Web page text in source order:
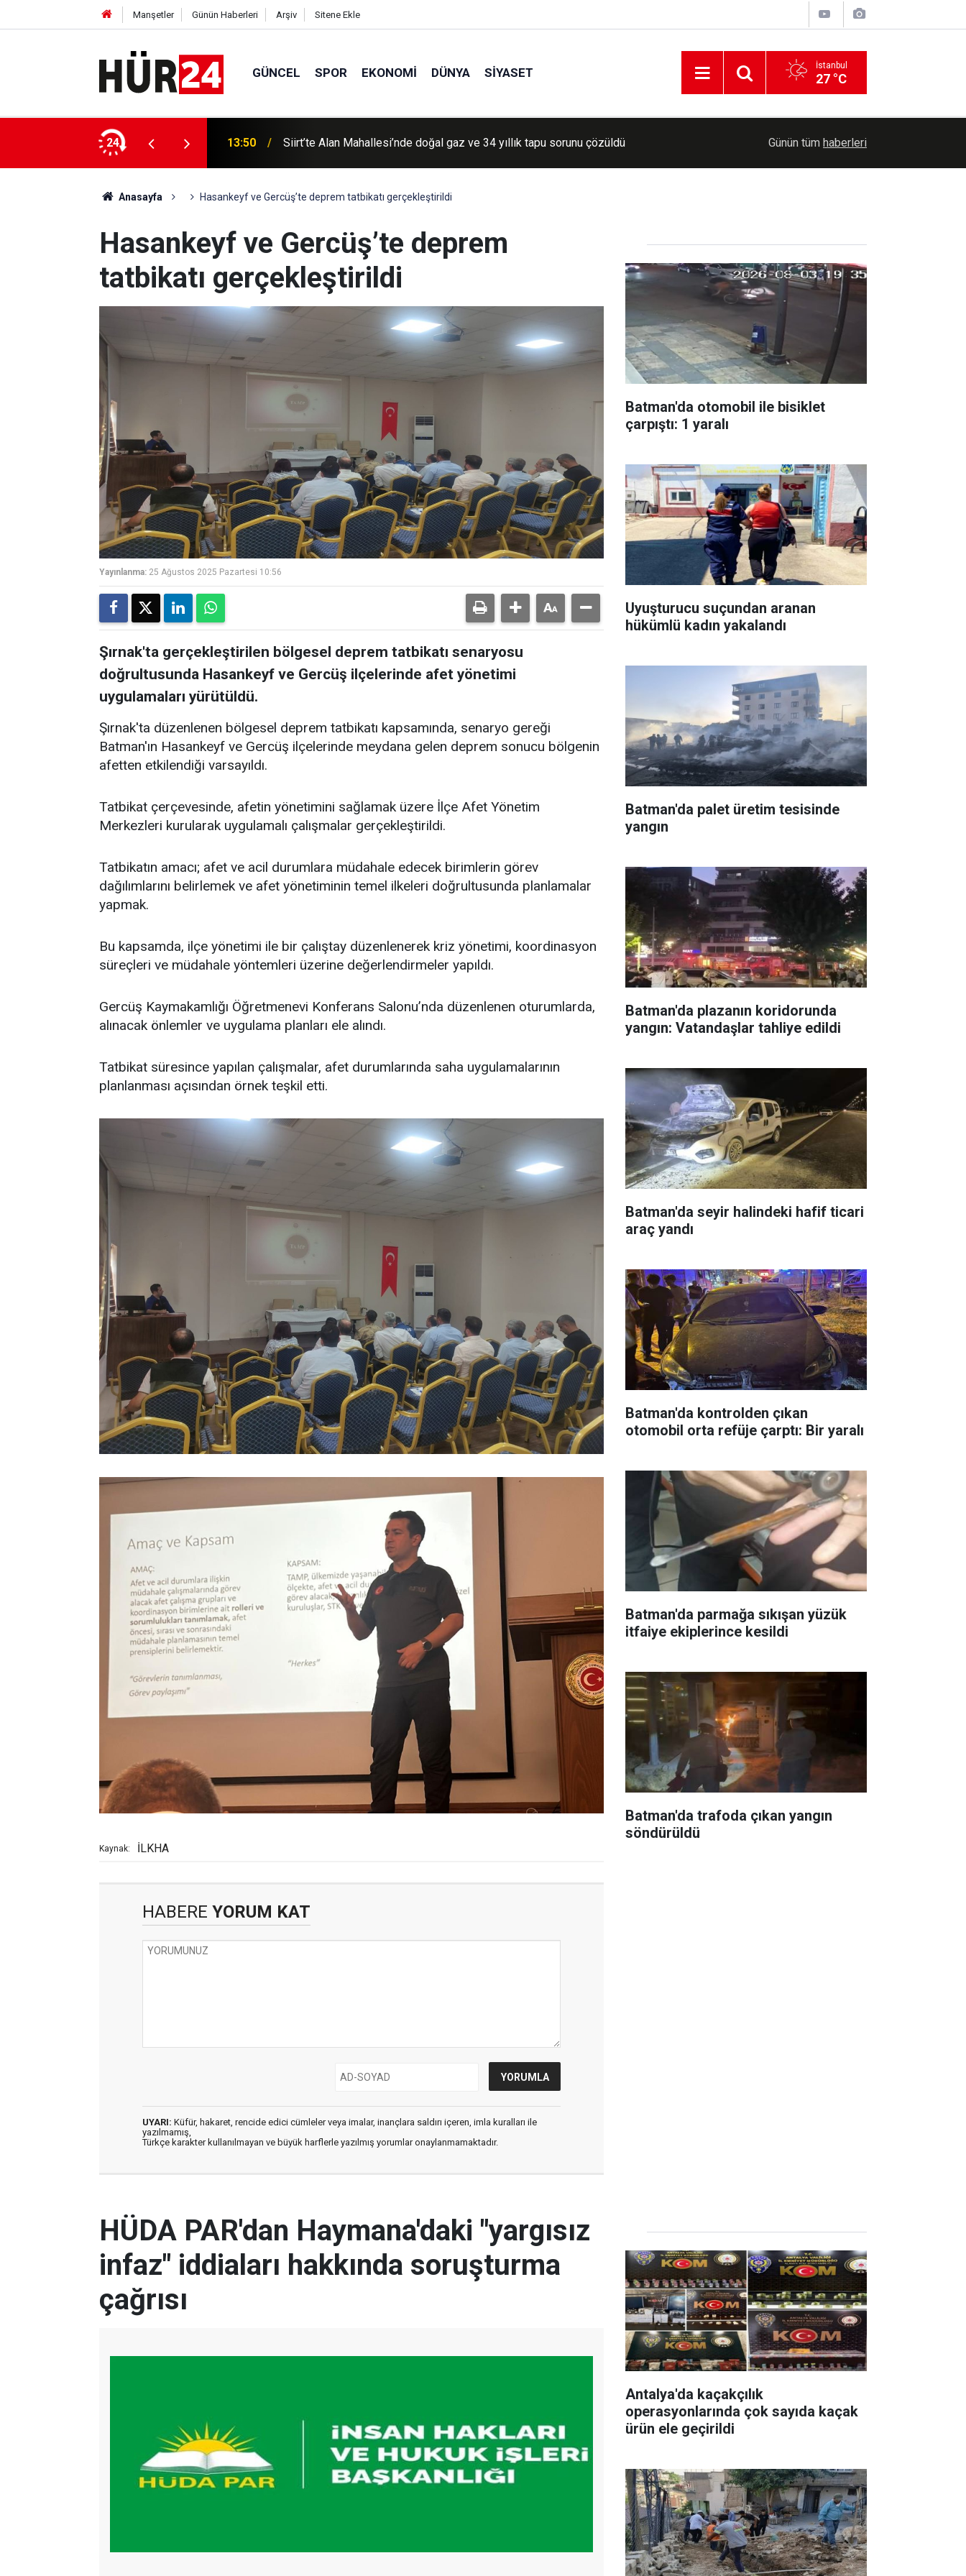
Manşetler Günün Haberleri Arşiv Sitene Ekle
GÜNCEL SPOR EKONOMI DÜNYA SIYASET İstanbul
27 °C
24
ve 34 yıllık tapu sorunu çözüldü 13:49
önemli
Konya Valisi Akın hububat alım çalışmalarını
Günün tüm haberleri
Anasayfa Hasankeyf ve Gercüş’te deprem tatbikatı gerçekleştirildi
Hasankeyf ve Gercüş’te deprem
tatbikatı gerçekleştirildi
Yayınlanma: 25 Ağustos 2025 Pazartesi 10:56
Şırnak'ta gerçekleştirilen bölgesel deprem tatbikatı senaryosu
doğrultusunda Hasankeyf ve Gercüş ilçelerinde afet yönetimi
uygulamaları yürütüldü.
Şırnak'ta düzenlenen bölgesel deprem tatbikatı kapsamında, senaryo gereği
Batman'ın Hasankeyf ve Gercüş ilçelerinde meydana gelen deprem sonucu bölgenin
afetten etkilendiği varsayıldı.
Tatbikat çerçevesinde, afetin yönetimini sağlamak üzere İlçe Afet Yönetim
Merkezleri kurularak uygulamalı çalışmalar gerçekleştirildi.
Tatbikatın amacı; afet ve acil durumlara müdahale edecek birimlerin görev
dağılımlarını belirlemek ve afet yönetiminin temel ilkeleri doğrultusunda planlamalar
yapmak.
Bu kapsamda, ilçe yönetimi ile bir çalıştay düzenlenerek kriz yönetimi, koordinasyon
süreçleri ve müdahale yöntemleri üzerine değerlendirmeler yapıldı.
Gercüş Kaymakamlığı Öğretmenevi Konferans Salonu’nda düzenlenen oturumlarda,
alınacak önlemler ve uygulama planları ele alındı.
Tatbikat süresince yapılan çalışmalar, afet durumlarında saha uygulamalarının
planlanması açısından örnek teşkil etti.
Kaynak: İLKHA
HABERE YORUM KAT
UYARI: Küfür, hakaret, rencide edici cümleler veya imalar, inançlara saldırı içeren, imla kuralları ile
yazılmamış,
Türkçe karakter kullanılmayan ve büyük harflerle yazılmış yorumlar onaylanmamaktadır.
Batman'da otomobil ile bisiklet
çarpıştı: 1 yaralı
Uyuşturucu suçundan aranan
hükümlü kadın yakalandı
Batman'da palet üretim tesisinde
yangın
Batman'da plazanın koridorunda
yangın: Vatandaşlar tahliye edildi
Batman'da seyir halindeki hafif ticari
araç yandı
Batman'da kontrolden çıkan
otomobil orta refüje çarptı: Bir yaralı
Batman'da parmağa sıkışan yüzük
itfaiye ekiplerince kesildi
Batman'da trafoda çıkan yangın
söndürüldü
HÜDA PAR'dan Haymana'daki "yargısız
infaz" iddiaları hakkında soruşturma
çağrısı
Antalya'da kaçakçılık
operasyonlarında çok sayıda kaçak
ürün ele geçirildi